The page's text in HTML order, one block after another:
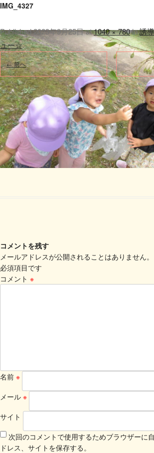
IMG_4327
Published2023年9月25日at1040 × 780in誘
ュー☆.
← 前へ
コメントを残す
メールアドレスが公開されることはありません。
必須項目です
コメント ※
名前 ※
メール ※
サイト
次回のコメントで使用するためブラウザーに
ドレス、サイトを保存する。